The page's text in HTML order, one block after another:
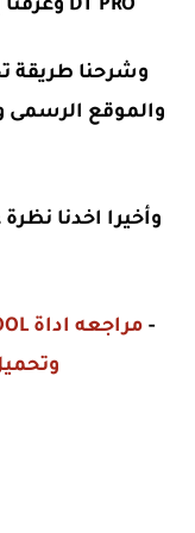
DT PRO وعرفنا إزاى نقدر نشترى تفعيل الاداة
وشرحنا طريقة
والموقع الرسمى
-